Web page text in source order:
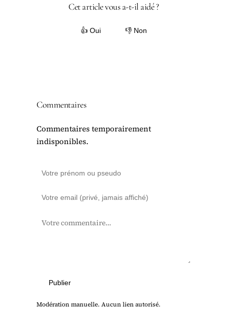
Cet article vous a-t-il aidé ?
👍 Oui 👎 Non
Commentaires
Commentaires temporairement
indisponibles.
Publier
Modération manuelle. Aucun lien autorisé.